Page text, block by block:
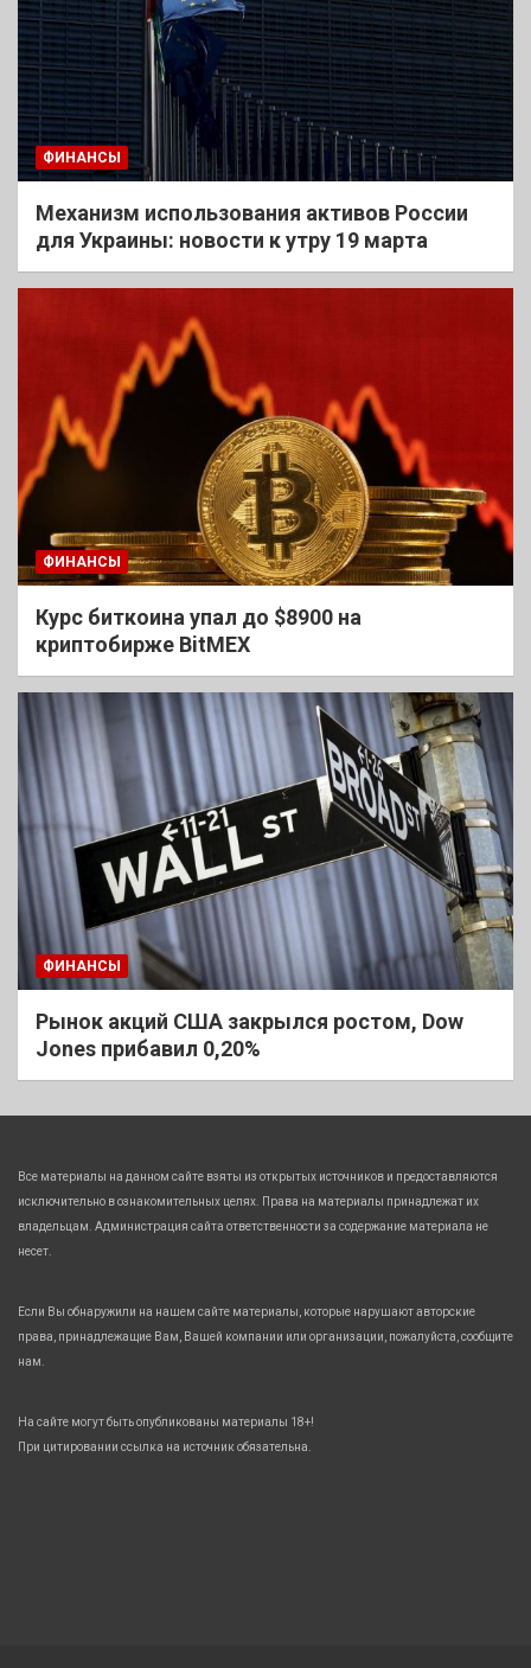
ФИНАНСЫ
Механизм использования активов России
для Украины: новости к утру 19 марта
ФИНАНСЫ
Курс биткоина упал до $8900 на
криптобирже BitMEX
ФИНАНСЫ
Рынок акций США закрылся ростом, Dow
Jones прибавил 0,20%
Все материалы на данном сайте взяты из открытых источников и предоставляются
исключительно в ознакомительных целях. Права на материалы принадлежат их
владельцам. Администрация сайта ответственности за содержание материала не
несет.
Если Вы обнаружили на нашем сайте материалы, которые нарушают авторские
права, принадлежащие Вам, Вашей компании или организации, пожалуйста, сообщите
нам.
На сайте могут быть опубликованы материалы 18+!
При цитировании ссылка на источник обязательна.